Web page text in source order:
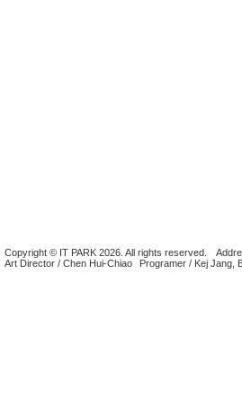
Copyright © IT PARK 2026. All rights reserved.
Art Director / Chen Hui-Chiao
Programer / Kej Jang,